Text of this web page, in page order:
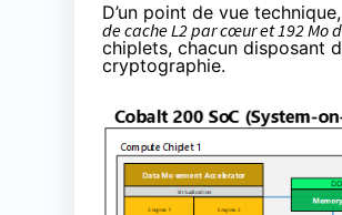
D’un point de vue
de cache L2 par cœur et 192 Mo
chiplets, chacun disposant
cryptographie.